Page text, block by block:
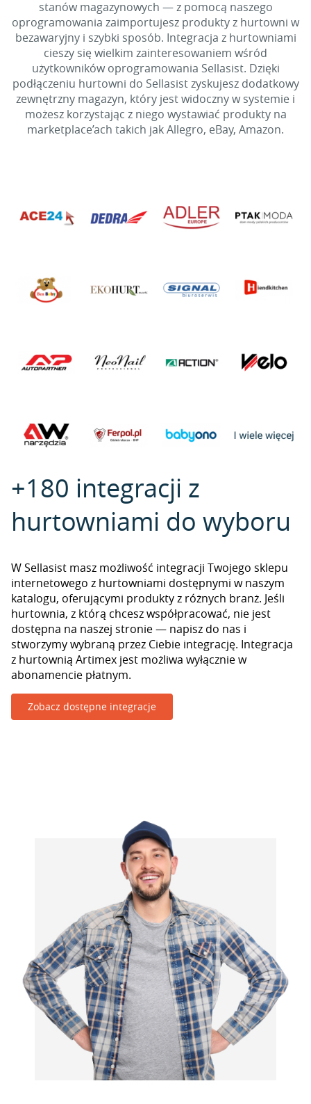
stanów magazynowych — z pomocą naszego
oprogramowania zaimportujesz produkty z hurtowni w
bezawaryjny i szybki sposób. Integracja z hurtowniami
cieszy się wielkim zainteresowaniem wśród
użytkowników oprogramowania Sellasist. Dzięki
podłączeniu hurtowni do Sellasist zyskujesz dodatkowy
zewnętrzny magazyn, który jest widoczny w systemie i
możesz korzystając z niego wystawiać produkty na
marketplace’ach takich jak Allegro, eBay, Amazon.
+180 integracji z
hurtowniami do wyboru
W Sellasist masz możliwość integracji Twojego sklepu
internetowego z hurtowniami dostępnymi w naszym
katalogu, oferującymi produkty z różnych branż. Jeśli
hurtownia, z którą chcesz współpracować, nie jest
dostępna na naszej stronie — napisz do nas i
stworzymy wybraną przez Ciebie integrację. Integracja
z hurtownią Artimex jest możliwa wyłącznie w
abonamencie płatnym.
Zobacz dostępne integracje